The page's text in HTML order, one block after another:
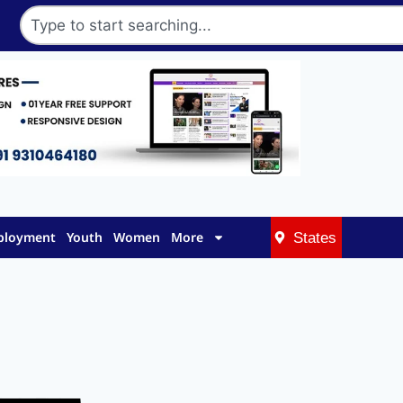
Youth Women More States